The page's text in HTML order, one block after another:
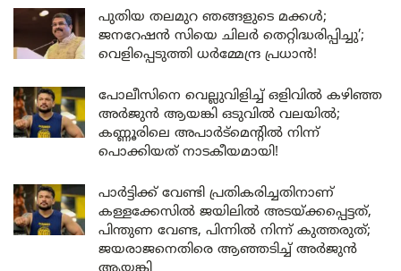
പുതിയ തലമുറ ഞങ്ങളുടെ മക്കൾ;
ജനറേഷൻ സിയെ ചിലർ തെറ്റിദ്ധരിപ്പിച്ചു’;
വെളിപ്പെടുത്തി ധർമ്മേന്ദ്ര പ്രധാൻ!
പോലീസിനെ വെല്ലുവിളിച്ച് ഒളിവിൽ കഴിഞ്ഞ
അർജുൻ ആയങ്കി ഒടുവിൽ വലയിൽ;
കണ്ണൂരിലെ അപാർട്മെന്റിൽ നിന്ന്
പൊക്കിയത് നാടകീയമായി!
പാർട്ടിക്ക് വേണ്ടി പ്രതികരിച്ചതിനാണ്
കള്ളക്കേസിൽ ജയിലിൽ അടയ്ക്കപ്പെട്ടത്,
പിന്തുണ വേണ്ട, പിന്നിൽ നിന്ന് കുത്തരുത്;
ജയരാജനെതിരെ ആഞ്ഞടിച്ച് അർജുൻ